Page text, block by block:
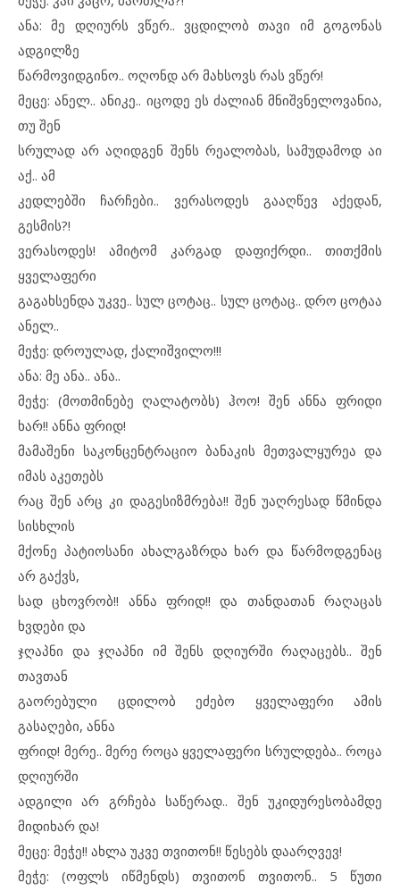
ანა: მე დღიურს ვწერ.. ვცდილობ თავი იმ გოგონას
ადგილზე
წარმოვიდგინო.. ოღონდ არ მახსოვს რას ვწერ!
მეცე: ანელ.. ანიკე.. იცოდე ეს ძალიან მნიშვნელოვანია,
თუ შენ
სრულად არ აღიდგენ შენს რეალობას, სამუდამოდ აი
აქ.. ამ
კედლებში ჩარჩები.. ვერასოდეს გააღწევ აქედან,
გესმის?!
ვერასოდეს! ამიტომ კარგად დაფიქრდი.. თითქმის
ყველაფერი
გაგახსენდა უკვე.. სულ ცოტაც.. სულ ცოტაც.. დრო ცოტაა
ანელ..
მეჭე: დროულად, ქალიშვილო!!!
ანა: მე ანა.. ანა..
მეჭე: (მოთმინებე ღალატობს) ჰოო! შენ ანნა ფრიდი
ხარ!! ანნა ფრიდ!
მამაშენი საკონცენტრაციო ბანაკის მეთვალყურეა და
იმას აკეთებს
რაც შენ არც კი დაგესიზმრება!! შენ უაღრესად წმინდა
სისხლის
მქონე პატიოსანი ახალგაზრდა ხარ და წარმოდგენაც
არ გაქვს,
სად ცხოვრობ!! ანნა ფრიდ!! და თანდათან რაღაცას
ხვდები და
ჯღაპნი და ჯღაპნი იმ შენს დღიურში რაღაცებს.. შენ
თავთან
გაორებული ცდილობ ეძებო ყველაფერი ამის
გასაღები, ანნა
ფრიდ! მერე.. მერე როცა ყველაფერი სრულდება.. როცა
დღიურში
ადგილი არ გრჩება საწერად.. შენ უკიდურესობამდე
მიდიხარ და!
მეცე: მეჭე!! ახლა უკვე თვითონ!! წესებს დაარღვევ!
მეჭე: (ოფლს იწმენდს) თვითონ თვითონ.. 5 წუთი